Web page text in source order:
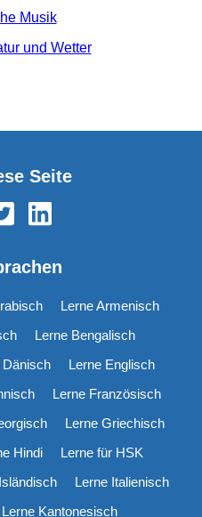
Musik
und Wetter
Seite
Lerne Armenisch
Lerne Bengalisch
Dänisch
Lerne Englisch
Lerne Französisch
Lerne Griechisch
Hindi
Lerne für HSK
Lerne Italienisch
Lerne Kantonesisch